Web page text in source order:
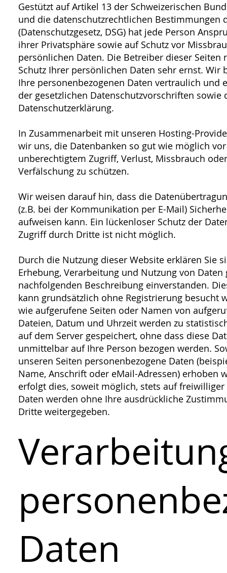
Gestützt auf Artikel 13 der Schweizerischen
und die datenschutzrechtlichen Bestimmungen
(Datenschutzgesetz, DSG) hat jede Person
ihrer Privatsphäre sowie auf Schutz vor
persönlichen Daten. Die Betreiber dieser Seiten
Schutz Ihrer persönlichen Daten sehr ernst. Wir
Ihre personenbezogenen Daten vertraulich und
der gesetzlichen Datenschutzvorschriften sowie
Datenschutzerklärung.
In Zusammenarbeit mit unseren Hosting-
wir uns, die Datenbanken so gut wie möglich vor
unberechtigtem Zugriff, Verlust, Missbrauch oder
Verfälschung zu schützen.
Wir weisen darauf hin, dass die
(z.B. bei der Kommunikation per E-Mail)
aufweisen kann. Ein lückenloser Schutz der
Zugriff durch Dritte ist nicht möglich.
Durch die Nutzung dieser Website erklären Sie
Erhebung, Verarbeitung und Nutzung von Daten
nachfolgenden Beschreibung einverstanden.
kann grundsätzlich ohne Registrierung besucht
wie aufgerufene Seiten oder Namen von
Dateien, Datum und Uhrzeit werden zu
auf dem Server gespeichert, ohne dass diese
unmittelbar auf Ihre Person bezogen werden.
unseren Seiten personenbezogene Daten
Name, Anschrift oder eMail-Adressen) erhoben
erfolgt dies, soweit möglich, stets auf freiwilliger
Daten werden ohne Ihre ausdrückliche
Dritte weitergegeben.
Daten